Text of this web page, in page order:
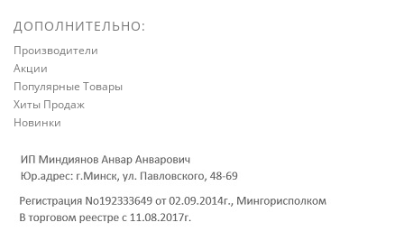
ДОПОЛНИТЕЛЬНО:
Производители
Акции
Популярные Товары
Хиты Продаж
Новинки